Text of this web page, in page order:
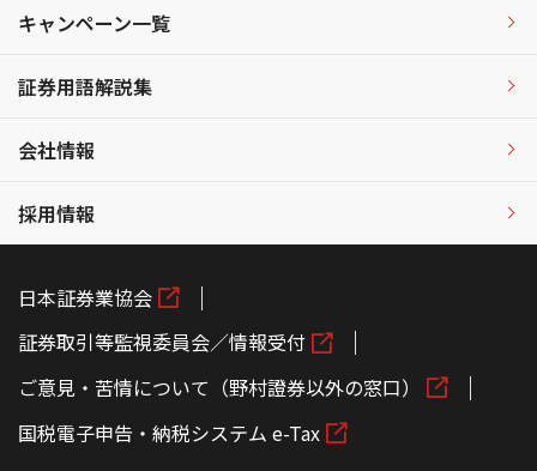
キャンペーン一覧
証券用語解説集
会社情報
採用情報
日本証券業協会
証券取引等監視委員会／情報受付
ご意見・苦情について（野村證券以外の窓口）
国税電子申告・納税システム e-Tax